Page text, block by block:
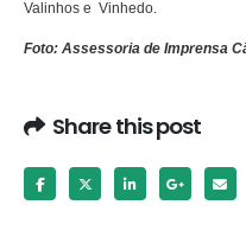
Valinhos e Vinhedo.
Foto: Assessoria de Imprensa
Share this post